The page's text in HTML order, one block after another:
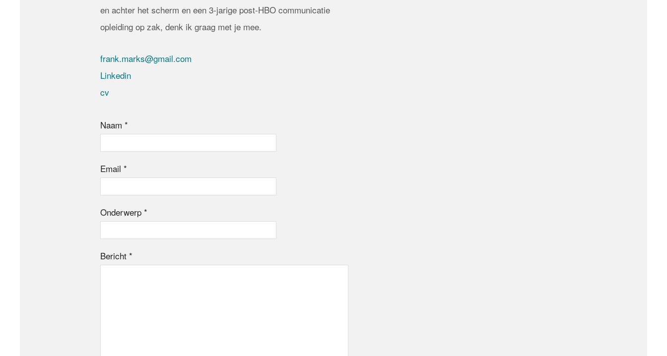
decrease
en achter het scherm en een 3-jarige post-HBO communicatie
opleiding op zak, denk ik graag met je mee.
frank.marks@gmail.com
Linkedin
cv
Naam *
Email *
Onderwerp *
Bericht *